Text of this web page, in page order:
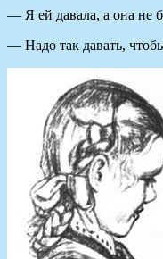
— Я ей давала, а она не
— Надо так давать,